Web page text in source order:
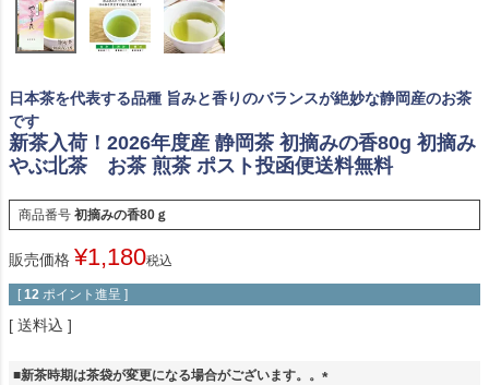
日本茶を代表する品種 旨みと香りのバランスが絶妙な静岡産のお茶
です
新茶入荷！2026年度産 静岡茶 初摘みの香80g 初摘み
やぶ北茶 お茶 煎茶 ポスト投函便送料無料
商品番号 初摘みの香80ｇ
販売価格 ¥1,180税込
[ 12 ポイント進呈 ]
送料込
■新茶時期は茶袋が変更になる場合がございます。。